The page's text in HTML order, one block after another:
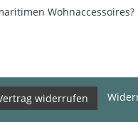
widerrufen